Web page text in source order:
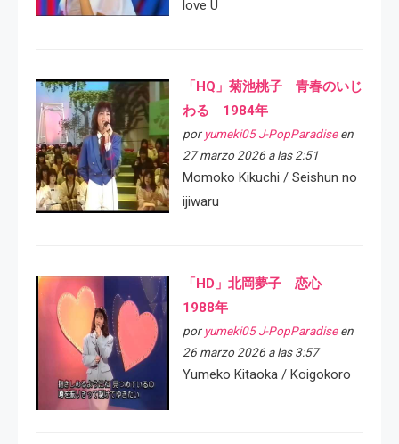
love U
「HQ」菊池桃子 青春のいじ
わる 1984年
por yumeki05 J-PopParadiseen
27 marzo 2026 a las 2:51
Momoko Kikuchi / Seishun no
ijiwaru
「HD」北岡夢子 恋心
1988年
por yumeki05 J-PopParadiseen
26 marzo 2026 a las 3:57
Yumeko Kitaoka / Koigokoro